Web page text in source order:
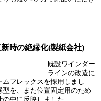
時の絶縁化(製紙会社)
既設ワインダー
ラインの改造に
フレックスを採用しまし
を、また位置固定用のため
中に反映しました。